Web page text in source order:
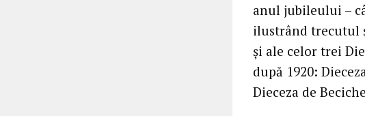
anul jubileului –
ilustrând trecutul
și ale celor trei
după 1920:
Dieceza de